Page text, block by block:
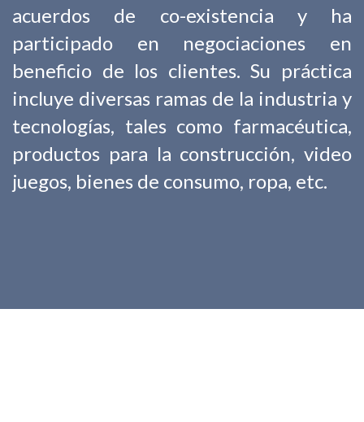
acuerdos de co-existencia y ha
participado en negociaciones en
beneficio de los clientes. Su práctica
incluye diversas ramas de la industria y
tecnologías, tales como farmacéutica,
productos para la construcción, video
juegos, bienes de consumo, ropa, etc.